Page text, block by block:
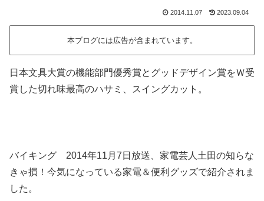
2014.11.07 2023.09.04
本ブログには広告が含まれています。
日本文具大賞の機能部門優秀賞とグッドデザイン賞をＷ受
賞した切れ味最高のハサミ、スイングカット。
バイキング 2014年11月7日放送、家電芸人土田の知らな
きゃ損！今気になっている家電＆便利グッズで紹介されま
した。